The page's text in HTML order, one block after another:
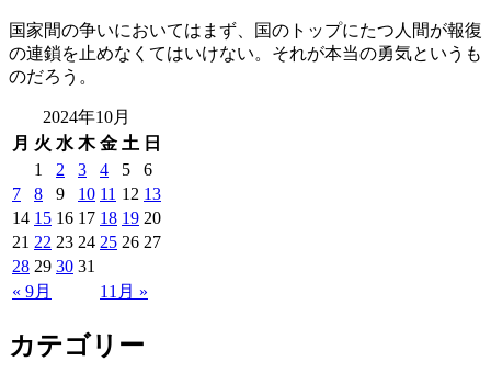
国家間の争いにおいてはまず、国のトップにたつ人間が報復
の連鎖を止めなくてはいけない。それが本当の勇気というも
のだろう。
2024年10月
月 火 水 木 金 土 日
« 9月 11月 »
1 2 3 4 5
6
7
8 9 10 11 12 13
14 15 16 17 18 19 20
21 22 23 24 25 26 27
28 29 30 31
カテゴリー